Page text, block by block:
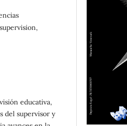
educativa,
del supervisor y